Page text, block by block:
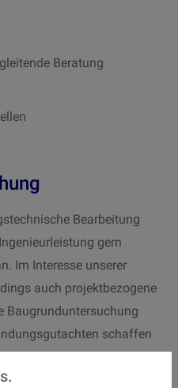
Beratung
Bearbeitung
gern
Im Interesse unserer
auch projektbezogene
Baugrunduntersuchung
schaffen
und wirtschaftliche
führen wir sowohl für